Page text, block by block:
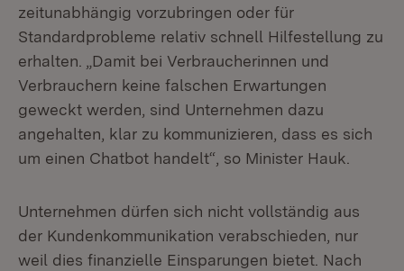
zeitunabhängig vorzubringen oder für
Standardprobleme relativ schnell Hilfestellung zu
erhalten. „Damit bei Verbraucherinnen und
Verbrauchern keine falschen Erwartungen
geweckt werden, sind Unternehmen dazu
angehalten, klar zu kommunizieren, dass es sich
um einen Chatbot handelt“, so Minister Hauk.
Unternehmen dürfen sich nicht vollständig aus
der Kundenkommunikation verabschieden, nur
weil dies finanzielle Einsparungen bietet. Nach